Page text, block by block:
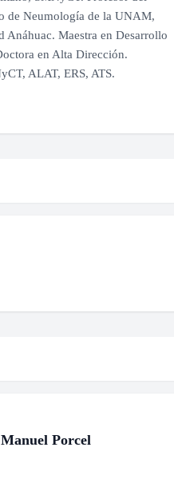
de Neumología de la UNAM,
Anáhuac. Maestra en Desarrollo
en Alta Dirección.
ALAT, ERS, ATS.
Porcel